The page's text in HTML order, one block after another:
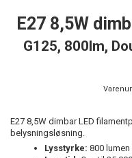
E27 8,5W
G125, 800lm,
E27 8,5W dimbar LED
belysningsløsning.
Lysstyrke: 800